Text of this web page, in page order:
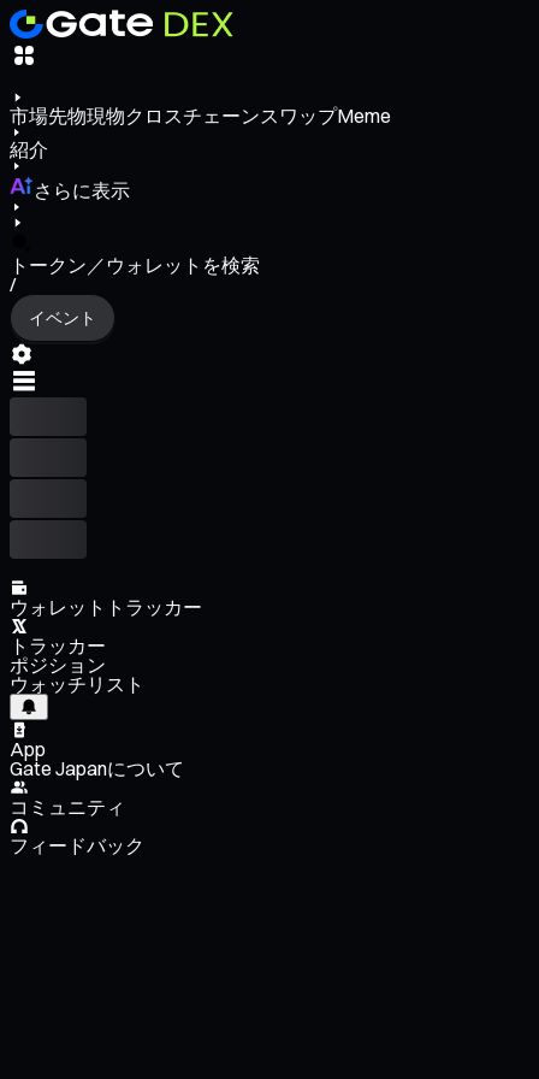
市場先物現物クロスチェーンスワップMeme
紹介
さらに表示
トークン／ウォレットを検索
/
イベント
ウォレットトラッカー
トラッカー
ポジション
ウォッチリスト
App
Gate Japanについて
コミュニティ
フィードバック